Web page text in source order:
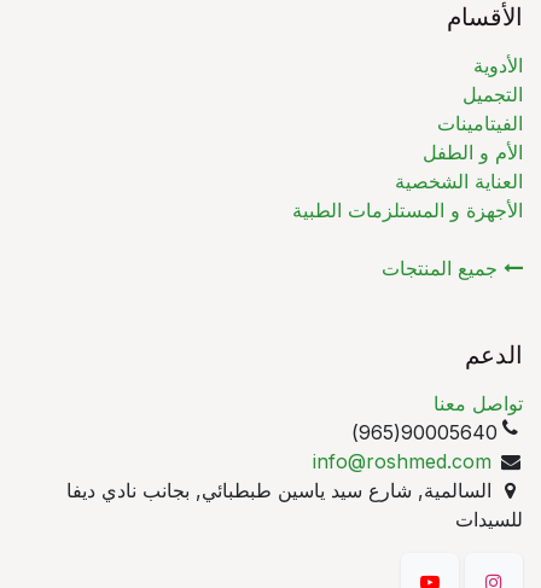
و الطفل
الشخصية
و المستلزمات الطبية
جميع المنتجات
معنا
90005640(965)
info@roshmed.com
السالمية, شارع سيد ياسين طبطبائي, بجانب نادي ديفا